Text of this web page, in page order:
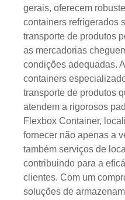
gerais, oferecem
containers refrigerados
transporte de produtos
as mercadorias
condições adequadas.
containers
transporte de produtos
atendem a rigorosos
Flexbox Container,
fornecer não apenas a
também serviços de
contribuindo para a
clientes. Com um
soluções de